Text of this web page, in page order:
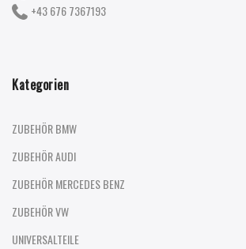
+43 676 7367193
Kategorien
ZUBEHÖR BMW
ZUBEHÖR AUDI
ZUBEHÖR MERCEDES BENZ
ZUBEHÖR VW
UNIVERSALTEILE